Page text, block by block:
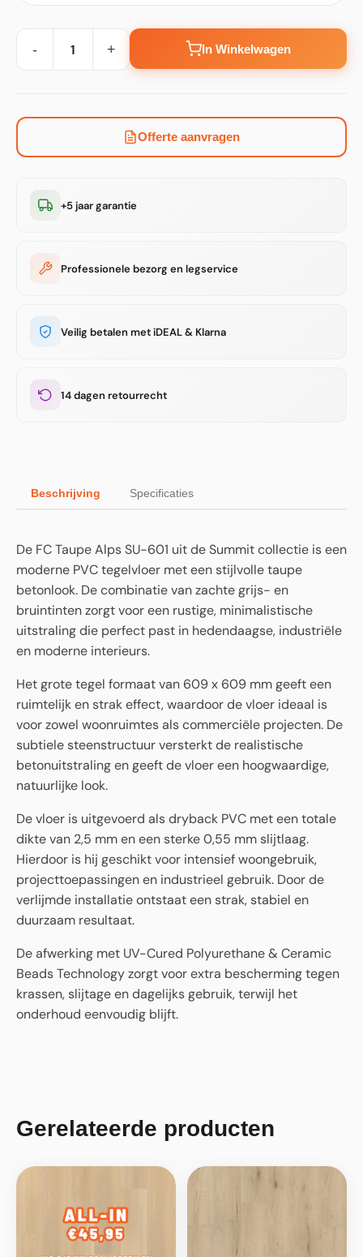
- + In Winkelwagen
Offerte aanvragen
+5 jaar garantie
Professionele bezorg en legservice
Veilig betalen met iDEAL & Klarna
14 dagen retourrecht
Beschrijving Specificaties
De FC Taupe Alps SU-601 uit de Summit collectie is een
moderne PVC tegelvloer met een stijlvolle taupe
betonlook. De combinatie van zachte grijs- en
bruintinten zorgt voor een rustige, minimalistische
uitstraling die perfect past in hedendaagse, industriële
en moderne interieurs.
Het grote tegel formaat van 609 x 609 mm geeft een
ruimtelijk en strak effect, waardoor de vloer ideaal is
voor zowel woonruimtes als commerciële projecten. De
subtiele steenstructuur versterkt de realistische
betonuitstraling en geeft de vloer een hoogwaardige,
natuurlijke look.
De vloer is uitgevoerd als dryback PVC met een totale
dikte van 2,5 mm en een sterke 0,55 mm slijtlaag.
Hierdoor is hij geschikt voor intensief woongebruik,
projecttoepassingen en industrieel gebruik. Door de
verlijmde installatie ontstaat een strak, stabiel en
duurzaam resultaat.
De afwerking met UV-Cured Polyurethane & Ceramic
Beads Technology zorgt voor extra bescherming tegen
krassen, slijtage en dagelijks gebruik, terwijl het
onderhoud eenvoudig blijft.
Gerelateerde producten